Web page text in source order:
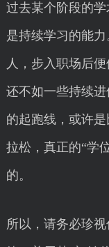
过去某个阶段的
是持续学习的能
人，步入职场后
还不如一些持续
的起跑线，或许
拉松，真正的“学
的。
所以，请务必珍